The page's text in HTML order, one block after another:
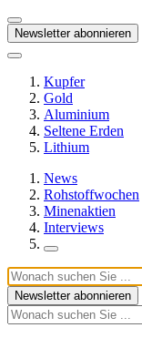
Newsletter abonnieren
Kupfer
Gold
Aluminium
Seltene Erden
Lithium
News
Rohstoffwochen
Minenaktien
Interviews
Newsletter abonnieren